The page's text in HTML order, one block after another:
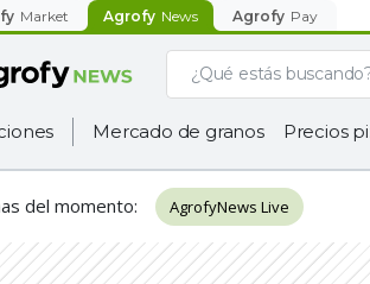
Market Agrofy News Agrofy Pay
Mercado de granos Precios
del momento: AgrofyNews Live